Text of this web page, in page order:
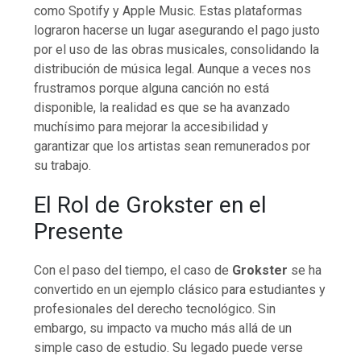
como Spotify y Apple Music. Estas plataformas
lograron hacerse un lugar asegurando el pago justo
por el uso de las obras musicales, consolidando la
distribución de música legal. Aunque a veces nos
frustramos porque alguna canción no está
disponible, la realidad es que se ha avanzado
muchísimo para mejorar la accesibilidad y
garantizar que los artistas sean remunerados por
su trabajo.
El Rol de Grokster en el
Presente
Con el paso del tiempo, el caso de Grokster se ha
convertido en un ejemplo clásico para estudiantes y
profesionales del derecho tecnológico. Sin
embargo, su impacto va mucho más allá de un
simple caso de estudio. Su legado puede verse